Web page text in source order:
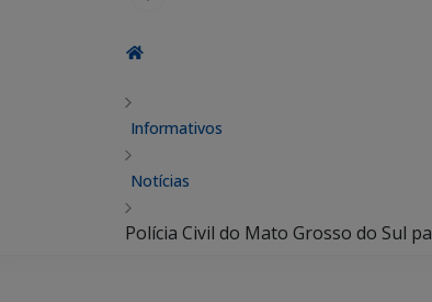
Informativos
Notícias
Polícia Civil do Mato Grosso do Sul